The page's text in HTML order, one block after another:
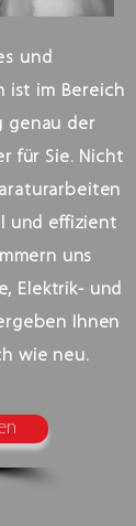
und
ist im Bereich
genau der
für Sie. Nicht
und effizient
uns
Elektrik- und
Ihnen
wie neu.